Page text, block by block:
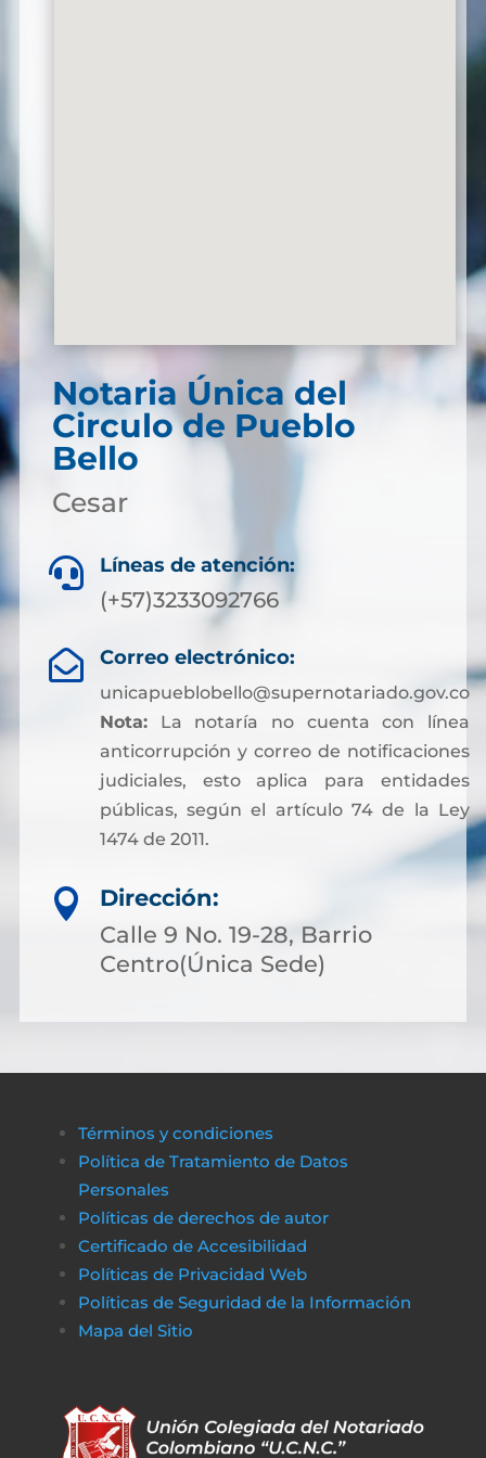
Notaria Única del
Circulo de Pueblo
Bello
Cesar
 Líneas de atención:
(+57)3233092766
 Correo electrónico:
unicapueblobello@supernotariado.gov.co
Nota:La notaría no cuenta con línea
anticorrupción y correo de notificaciones
judiciales, esto aplica para entidades
públicas, según el artículo 74 de la Ley
1474 de 2011.

Dirección:
Calle 9 No. 19-28, Barrio
Centro(Única Sede)
Términos y condiciones
Política de Tratamiento de Datos
Personales
Políticas de derechos de autor
Certificado de Accesibilidad
Políticas de Privacidad Web
Políticas de Seguridad de la Información
Mapa del Sitio